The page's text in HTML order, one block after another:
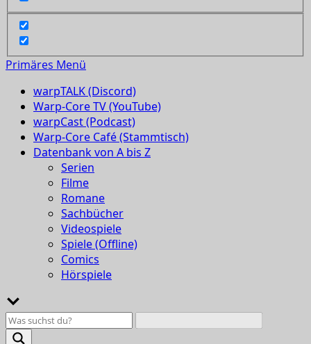
Primäres Menü
warpTALK (Discord)
Warp-Core TV (YouTube)
warpCast (Podcast)
Warp-Core Café (Stammtisch)
Datenbank von A bis Z
Serien
Filme
Romane
Sachbücher
Videospiele
Spiele (Offline)
Comics
Hörspiele